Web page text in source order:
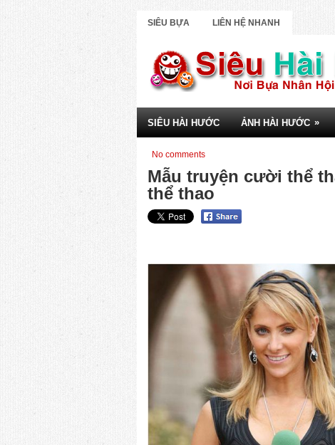
SIÊU BỰA LIÊN HỆ NHANH
SIÊU HÀI HƯỚC ẢNH HÀI HƯỚC »
No comments
Mẫu truyện cười thể
thể thao